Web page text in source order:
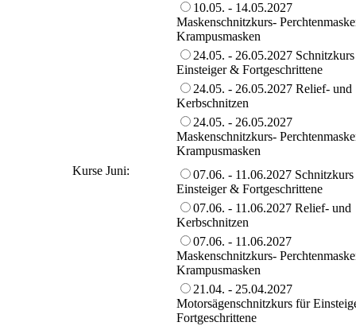
10.05. - 14.05.2027
Maskenschnitzkurs-
Krampusmasken
24.05. - 26.05.2027
Einsteiger & Fortgeschrittene
24.05. - 26.05.2027 Relief- und
Kerbschnitzen
24.05. - 26.05.2027
Maskenschnitzkurs-
Krampusmasken
Kurse Juni:
07.06. - 11.06.2027
Einsteiger & Fortgeschrittene
07.06. - 11.06.2027 Relief- und
Kerbschnitzen
07.06. - 11.06.2027
Maskenschnitzkurs-
Krampusmasken
21.04. - 25.04.2027
Motorsägenschnitzkurs für
Fortgeschrittene